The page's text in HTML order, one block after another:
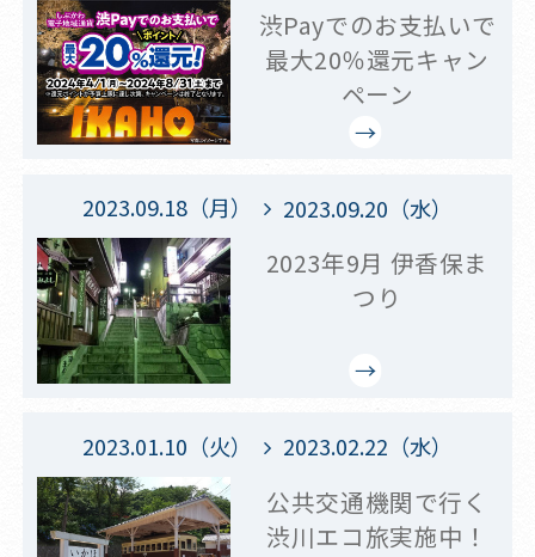
渋Payでのお支払いで
最大20％還元キャン
ペーン
2023.09.18（月） 2023.09.20（水）
2023年9月 伊香保ま
つり
2023.01.10（火） 2023.02.22（水）
公共交通機関で行く
渋川エコ旅実施中！